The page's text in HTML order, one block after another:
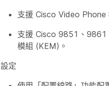
支援 Cisco Video
支援 Cisco 9851、9861
模組 (KEM)。
設定